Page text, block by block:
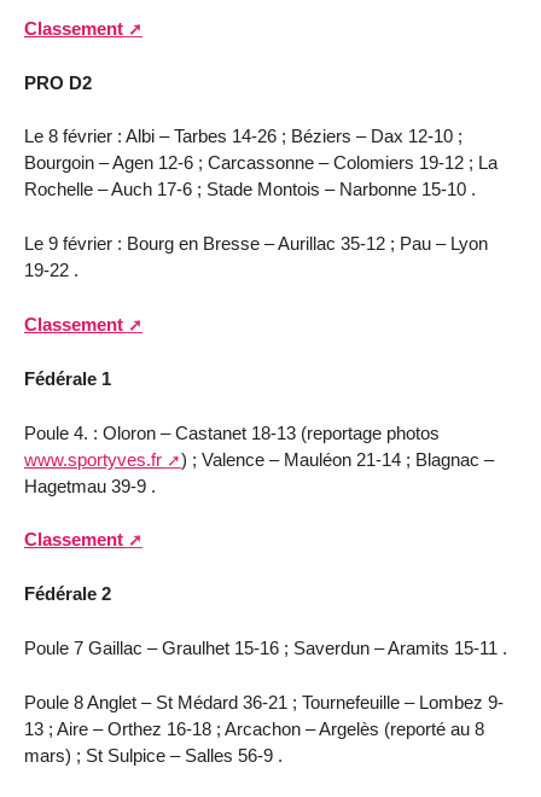
Classement
PRO D2
Le 8 février : Albi – Tarbes 14-26 ; Béziers – Dax 12-10 ;
Bourgoin – Agen 12-6 ; Carcassonne – Colomiers 19-12 ; La
Rochelle – Auch 17-6 ; Stade Montois – Narbonne 15-10 .
Le 9 février : Bourg en Bresse – Aurillac 35-12 ; Pau – Lyon
19-22 .
Classement
Fédérale 1
Poule 4. : Oloron – Castanet 18-13 (reportage photos
www.sportyves.fr
) ; Valence – Mauléon 21-14 ; Blagnac –
Hagetmau 39-9 .
Classement
Fédérale 2
Poule 7 Gaillac – Graulhet 15-16 ; Saverdun – Aramits 15-11 .
Poule 8 Anglet – St Médard 36-21 ; Tournefeuille – Lombez 9-
13 ; Aire – Orthez 16-18 ; Arcachon – Argelès (reporté au 8
mars) ; St Sulpice – Salles 56-9 .